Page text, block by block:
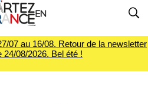
07 au 16/08. Retour de la newsletter
24/08/2026. Bel été !